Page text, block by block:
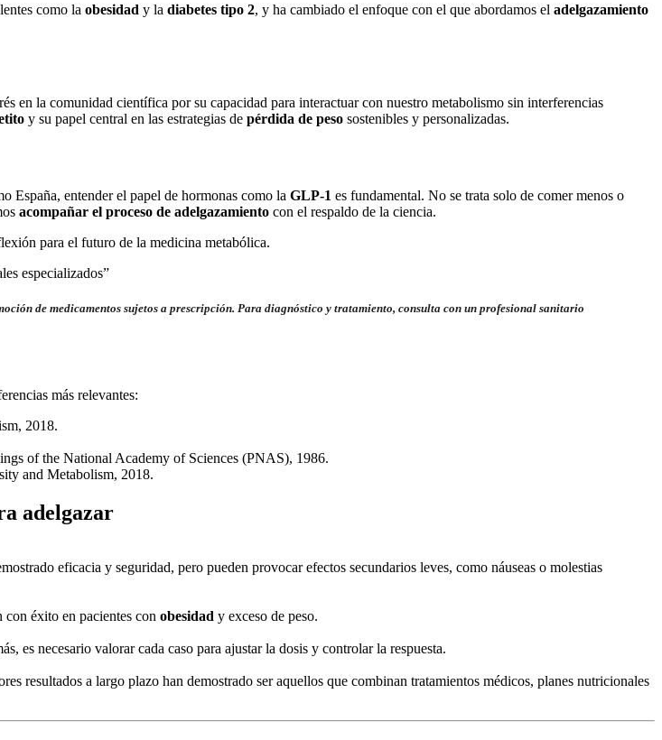
como la obesidad y la diabetes tipo 2, y ha cambiado el enfoque con el que abordamos el adelgazamiento
en la comunidad científica por su capacidad para interactuar con nuestro metabolismo sin interferencias
y su papel central en las estrategias de pérdida de peso sostenibles y personalizadas.
España, entender el papel de hormonas como la GLP-1 es fundamental. No se trata solo de comer menos o
acompañar el proceso de adelgazamiento con el respaldo de la ciencia.
para el futuro de la medicina metabólica.
especializados”
de medicamentos sujetos a prescripción. Para diagnóstico y tratamiento, consulta con un profesional sanitario
más relevantes:
2018.
of the National Academy of Sciences (PNAS), 1986.
and Metabolism, 2018.
adelgazar
eficacia y seguridad, pero pueden provocar efectos secundarios leves, como náuseas o molestias
con éxito en pacientes con obesidad y exceso de peso.
es necesario valorar cada caso para ajustar la dosis y controlar la respuesta.
resultados a largo plazo han demostrado ser aquellos que combinan tratamientos médicos, planes nutricionales